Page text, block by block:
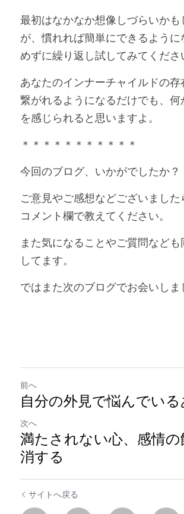
最初はなかなか想像しづらいかも
が、慣れれば簡単にできるように
めずに繰り返し試してみてくださ
あなたのインナーチャイルドの存
繋がれるようになるだけでも、何
を感じられると思いますよ。
＊＊＊＊＊＊＊＊＊＊＊
今回のブログ、いかがでしたか？
ご意見やご感想などございまし
コメント欄で教えてください。
また気になることやご質問なども
してます。
ではまた次のブログでお会いしま
前へ
自分の外見で悩んでい
次へ
満たされない心、感情
消する
サイトへ戻る